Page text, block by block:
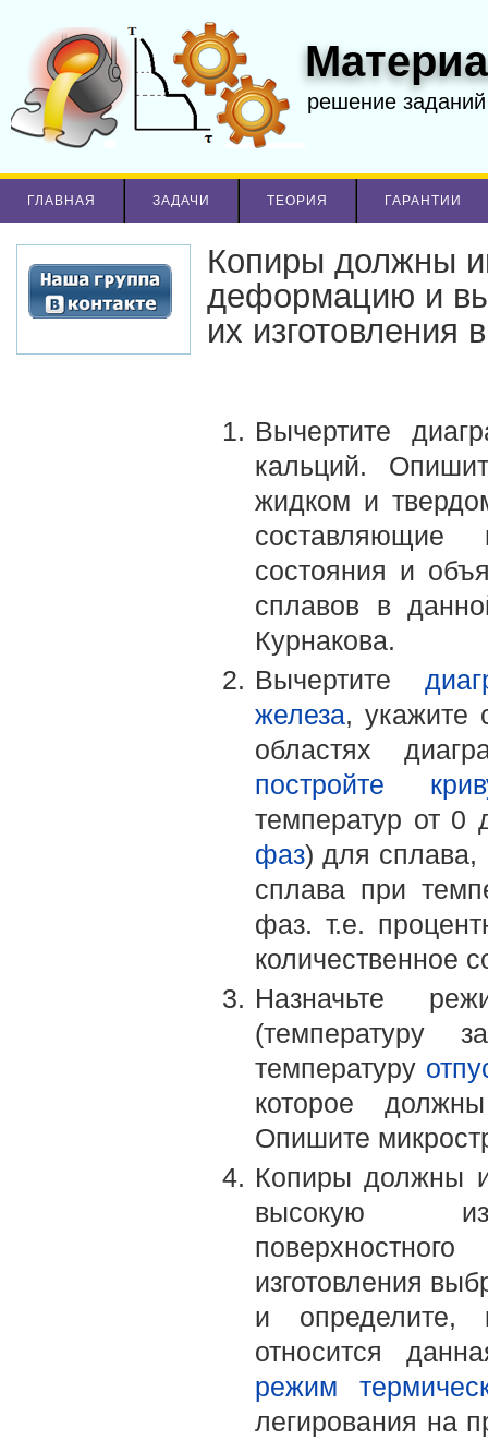
решение
ГЛАВНАЯ ЗАДАЧИ ТЕОРИЯ ГАРАНТИИ
Копиры должны
деформацию и
их
Вычертите
кальций.
жидком и
состояния и
сплавов в
Курнакова.
Вычертите
железа, укажите
областях
постройте
температур от
фаз) для сплава,
сплава при
фаз. т.е.
количественное
Назначьте
(температуру
температуру
которое
Опишите
Копиры должны
высокую
изготовления
и определите,
относится
режим
легирования на